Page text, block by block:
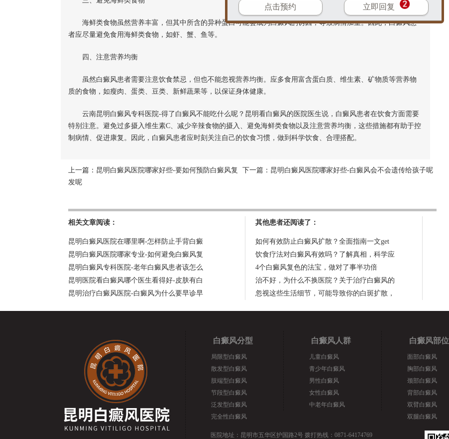
海鲜类食物虽然营养丰富，但其中所含的异种蛋白可能会成为白癜风的诱因，导致病情加重。因此，白癜风患
者应尽量避免食用海鲜类食物，如虾、蟹、鱼等。
四、注意营养均衡
虽然白癜风患者需要注意饮食禁忌，但也不能忽视营养均衡。应多食用富含蛋白质、维生素、矿物质等营养物
质的食物，如瘦肉、蛋类、豆类、新鲜蔬果等，以保证身体健康。
云南昆明白癜风专科医院-得了白癜风不能吃什么呢？昆明看白癜风的医院医生说，白癜风患者在饮食方面需要
特别注意。避免过多摄入维生素C、减少辛辣食物的摄入、避免海鲜类食物以及注意营养均衡，这些措施都有助于控
制病情、促进康复。因此，白癜风患者应时刻关注自己的饮食习惯，做到科学饮食、合理搭配。
上一篇： 昆明白癜风医院哪家好些-要如何预防白癜风复
发呢
下一篇： 昆明白癜风医院哪家好些-白癜风会不会遗传给孩子呢
相关文章阅读：
昆明白癜风医院在哪里啊-怎样防止手背白癜
昆明白癜风医院哪家专业-如何避免白癜风复
昆明白癜风专科医院-老年白癜风患者该怎么
昆明医院看白癜风哪个医生看得好-皮肤有白
昆明治疗白癜风医院-白癜风为什么要早诊早
其他患者还阅读了：
如何有效防止白癜风扩散？全面指南一文get
饮食疗法对白癜风有效吗？了解真相，科学应
4个白癜风复色的法宝，做对了事半功倍
治不好，为什么不换医院？关于治疗白癜风的
忽视这些生活细节，可能导致你的白斑扩散，
白癜风分型
局限型白癜风
散发型白癜风
肢端型白癜风
节段型白癜风
泛发型白癜风
完全性白癜风
白癜风人群
儿童白癜风
青少年白癜风
男性白癜风
女性白癜风
中老年白癜风
白癜风部位
面部白癜风
胸部白癜风
颈部白癜风
背部白癜风
双臂白癜风
双腿白癜风
医院地址：昆明市五华区护国路2号 拨打热线：0871-64174769
点击预约 立即回复